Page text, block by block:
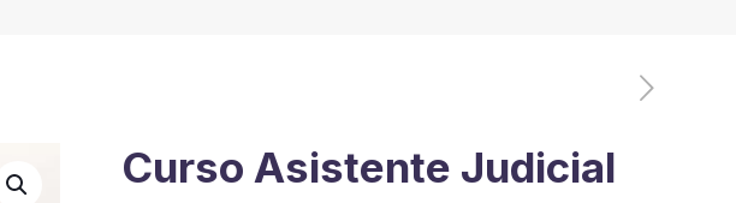
Curso Asistente Judicial